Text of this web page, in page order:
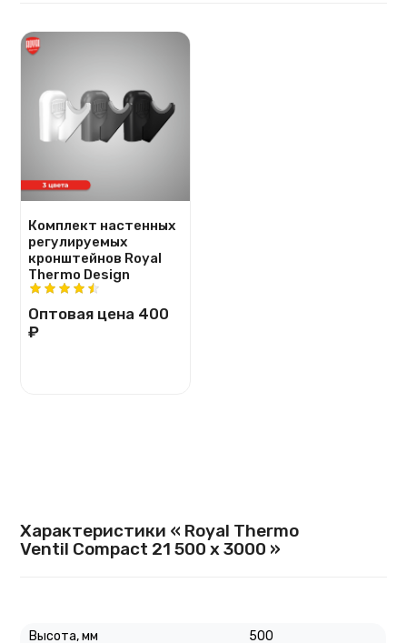
Комплект настенных
регулируемых
кронштейнов Royal
Thermo Design
Оптовая цена 400
₽
Характеристики « Royal Thermo
Ventil Compact 21 500 х 3000 »
Высота, мм
500